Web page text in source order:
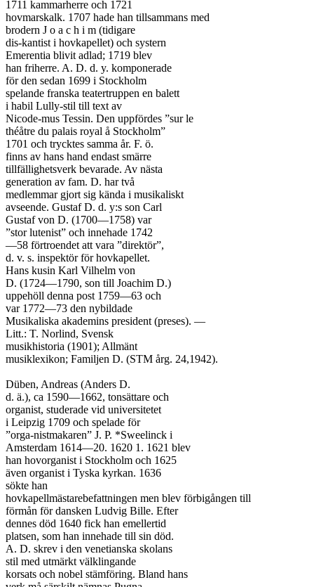
1711 kammarherre och 1721
hovmarskalk. 1707 hade han tillsammans med
brodern J o a c h i m (tidigare
dis-kantist i hovkapellet) och systern
Emerentia blivit adlad; 1719 blev
han friherre. A. D. d. y. komponerade
för den sedan 1699 i Stockholm
spelande franska teatertruppen en balett
i habil Lully-stil till text av
Nicode-mus Tessin. Den uppfördes ”sur le
théåtre du palais royal å Stockholm”
1701 och trycktes samma år. F. ö.
finns av hans hand endast smärre
tillfällighetsverk bevarade. Av nästa
generation av fam. D. har två
medlemmar gjort sig kända i musikaliskt
avseende. Gustaf D. d. y:s son Carl
Gustaf von D. (1700—1758) var
”stor lutenist” och innehade 1742
—58 förtroendet att vara ”direktör”,
d. v. s. inspektör för hovkapellet.
Hans kusin Karl Vilhelm von
D. (1724—1790, son till Joachim D.)
uppehöll denna post 1759—63 och
var 1772—73 den nybildade
Musikaliska akademins president (preses). —
Litt.: T. Norlind, Svensk
musikhistoria (1901); Allmänt
musiklexikon; Familjen D. (STM årg. 24,1942).
Düben, Andreas (Anders D.
d. ä.), ca 1590—1662, tonsättare och
organist, studerade vid universitetet
i Leipzig 1709 och spelade för
”orga-nistmakaren” J. P. *Sweelinck i
Amsterdam 1614—20. 1620 1. 1621 blev
han hovorganist i Stockholm och 1625
även organist i Tyska kyrkan. 1636
sökte han
hovkapellmästarebefattningen men blev förbigången till
förmån för dansken Ludvig Bille. Efter
dennes död 1640 fick han emellertid
platsen, som han innehade till sin död.
A. D. skrev i den venetianska skolans
stil med utmärkt välklingande
korsats och nobel stämföring. Bland hans